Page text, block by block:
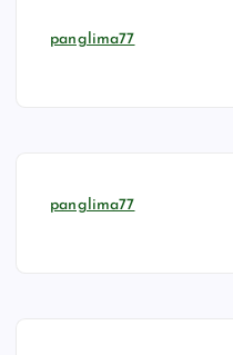
panglima77
panglima77